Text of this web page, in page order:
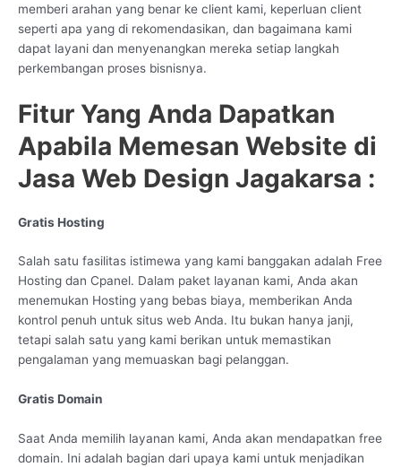
memberi arahan yang benar ke client kami, keperluan client
seperti apa yang di rekomendasikan, dan bagaimana kami
dapat layani dan menyenangkan mereka setiap langkah
perkembangan proses bisnisnya.
Fitur Yang Anda Dapatkan
Apabila Memesan Website di
Jasa Web Design Jagakarsa :
Gratis Hosting
Salah satu fasilitas istimewa yang kami banggakan adalah Free
Hosting dan Cpanel. Dalam paket layanan kami, Anda akan
menemukan Hosting yang bebas biaya, memberikan Anda
kontrol penuh untuk situs web Anda. Itu bukan hanya janji,
tetapi salah satu yang kami berikan untuk memastikan
pengalaman yang memuaskan bagi pelanggan.
Gratis Domain
Saat Anda memilih layanan kami, Anda akan mendapatkan free
domain. Ini adalah bagian dari upaya kami untuk menjadikan